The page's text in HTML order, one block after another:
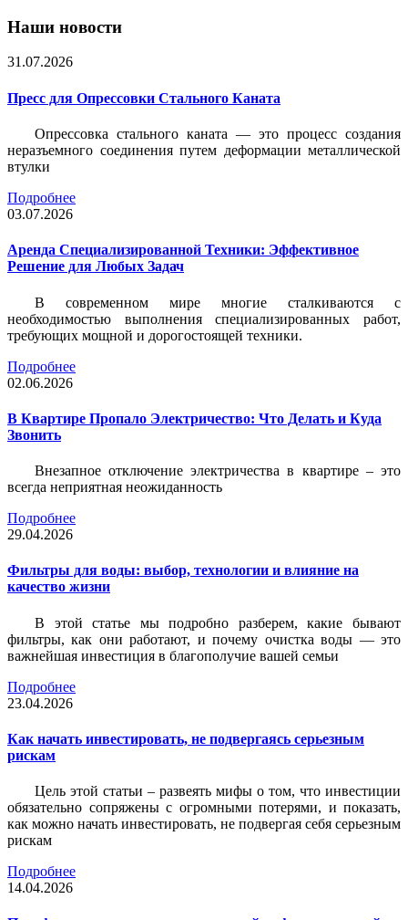
Наши новости
31.07.2026
Пресс для Опрессовки Стального Каната
Опрессовка стального каната — это процесс создания
неразъемного соединения путем деформации металлической
втулки
Подробнее
03.07.2026
Аренда Специализированной Техники: Эффективное
Решение для Любых Задач
В современном мире многие сталкиваются с
необходимостью выполнения специализированных работ,
требующих мощной и дорогостоящей техники.
Подробнее
02.06.2026
В Квартире Пропало Электричество: Что Делать и Куда
Звонить
Внезапное отключение электричества в квартире – это
всегда неприятная неожиданность
Подробнее
29.04.2026
Фильтры для воды: выбор, технологии и влияние на
качество жизни
В этой статье мы подробно разберем, какие бывают
фильтры, как они работают, и почему очистка воды — это
важнейшая инвестиция в благополучие вашей семьи
Подробнее
23.04.2026
Как начать инвестировать, не подвергаясь серьезным
рискам
Цель этой статьи – развеять мифы о том, что инвестиции
обязательно сопряжены с огромными потерями, и показать,
как можно начать инвестировать, не подвергая себя серьезным
рискам
Подробнее
14.04.2026